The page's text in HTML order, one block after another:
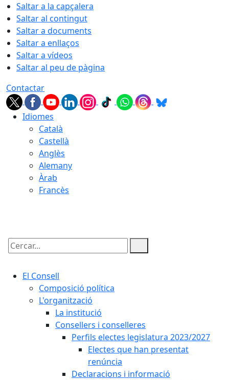
Saltar a la capçalera
Saltar al contingut
Saltar a documents
Saltar a enllaços
Saltar a vídeos
Saltar al peu de pàgina
Contactar
Idiomes
Català
Castellà
Anglès
Alemany
Àrab
Francès
Cercar:
El Consell
Composició política
L'organització
La institució
Consellers i conselleres
Perfils electes legislatura 2023/2027
Electes que han presentat
renúncia
Declaracions i informació